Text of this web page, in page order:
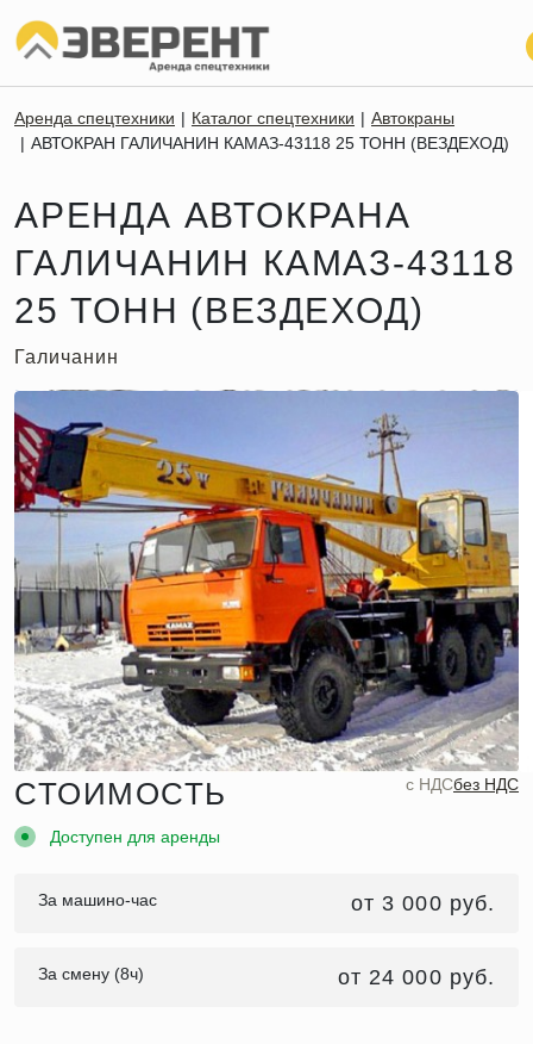
Аренда спецтехники Каталог спецтехники
Автокраны
АВТОКРАН ГАЛИЧАНИН КАМАЗ-43118 25 ТОНН (ВЕЗДЕХОД)
АРЕНДА АВТОКРАНА
ГАЛИЧАНИН КАМАЗ-43118
25 ТОНН (ВЕЗДЕХОД)
Галичанин
СТОИМОСТЬ c НДСбез НДС
Доступен для аренды
За машино-час от 3 000 руб.
За смену (8ч) от 24 000 руб.